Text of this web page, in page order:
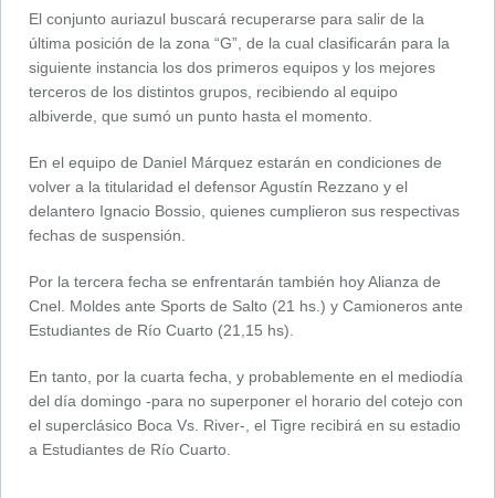
El conjunto auriazul buscará recuperarse para salir de la
última posición de la zona “G”, de la cual clasificarán para la
siguiente instancia los dos primeros equipos y los mejores
terceros de los distintos grupos, recibiendo al equipo
albiverde, que sumó un punto hasta el momento.
En el equipo de Daniel Márquez estarán en condiciones de
volver a la titularidad el defensor Agustín Rezzano y el
delantero Ignacio Bossio, quienes cumplieron sus respectivas
fechas de suspensión.
Por la tercera fecha se enfrentarán también hoy Alianza de
Cnel. Moldes ante Sports de Salto (21 hs.) y Camioneros ante
Estudiantes de Río Cuarto (21,15 hs).
En tanto, por la cuarta fecha, y probablemente en el mediodía
del día domingo -para no superponer el horario del cotejo con
el superclásico Boca Vs. River-, el Tigre recibirá en su estadio
a Estudiantes de Río Cuarto.